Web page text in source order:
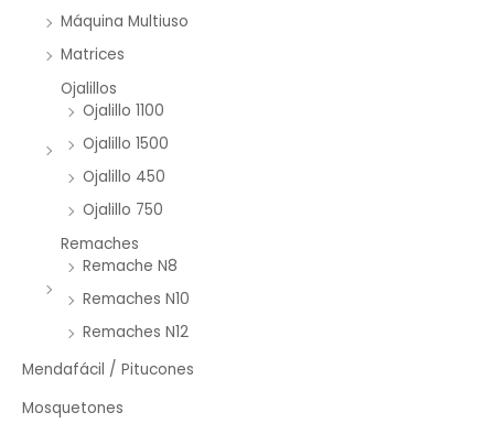
Máquina Multiuso
Matrices
Ojalillos
Ojalillo 1100
Ojalillo 1500
Ojalillo 450
Ojalillo 750
Remaches
Remache N8
Remaches N10
Remaches N12
Mendafácil / Pitucones
Mosquetones